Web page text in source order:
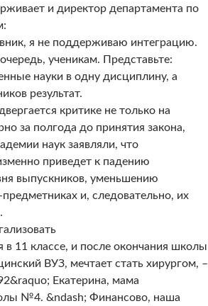
и директор департамента по
я не поддерживаю интеграцию.
ученикам. Представьте:
науки в одну дисциплину, а
результат.
критике не только на
за полгода до принятия закона,
наук заявляли, что
приведет к падению
выпускников, уменьшению
и, следовательно, их
в 11 классе, и после окончания школы
ВУЗ, мечтает стать хирургом, –
Екатерина, мама
№4. &ndash; Финансово, наша